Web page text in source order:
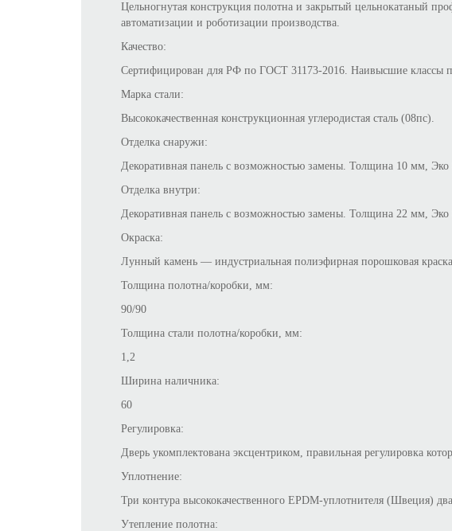
Цельногнутая конструкция полотна и закрытый цельнокатаный
автоматизации и роботизации производства.
Качество:
Сертифицирован для РФ по ГОСТ 31173-2016. Наивысшие классы
Марка стали:
Высококачественная конструкционная углеродистая сталь (08пс).
Отделка снаружи:
Декоративная панель с возможностью замены. Толщина 10 мм,
Отделка внутри:
Декоративная панель с возможностью замены. Толщина 22 мм,
Окраска:
Лунный камень — индустриальная полиэфирная порошковая
Толщина полотна/коробки, мм:
90/90
Толщина стали полотна/коробки, мм:
1,2
Ширина наличника:
60
Регулировка:
Дверь укомплектована эксцентриком, правильная регулировка
Уплотнение:
Три контура высококачественного EPDM-уплотнителя (Швеция)
Утепление полотна: